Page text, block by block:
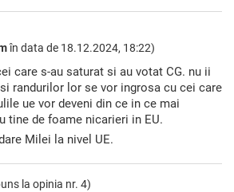
în data de 18.12.2024, 18:22)
care s-au saturat si au votat CG. nu ii
randurilor lor se vor ingrosa cu cei care
ue vor deveni din ce in ce mai
tine de foame nicarieri in EU.
Milei la nivel UE.
la opinia nr. 4)